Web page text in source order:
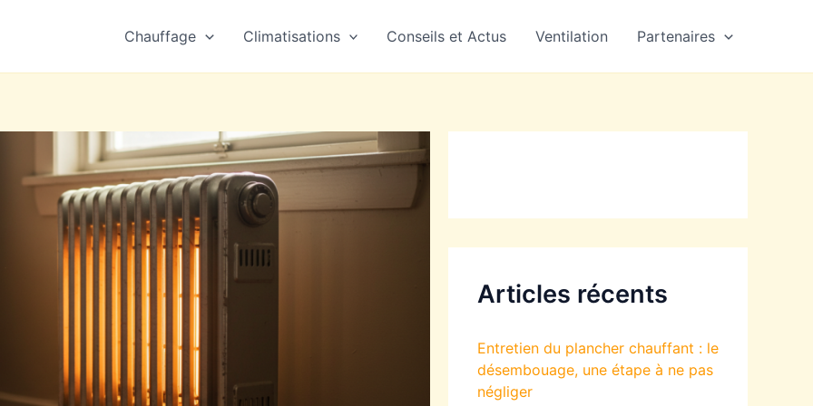
Chauffage Climatisations Conseils et Actus Ventilation Partenaires
Articles récents
Entretien du plancher chauffant : le
désembouage, une étape à ne pas
négliger